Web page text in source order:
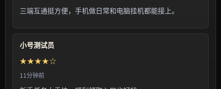
三端互通挺方便，手机做日常和电脑挂机都能接上。
小号测试员
★★★★☆
11分钟前